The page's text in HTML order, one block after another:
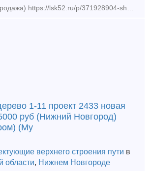
Предложение (продажа) https://lsk52.ru/p/371928904-shpala-ars-4-golaya-novaya/ Шпала АРС4 голая новая по цене от 3500 рублей
1-11 проект 2433 новая
руб (Нижний Новгород)
(Му
верхнего строения пути в
области, Нижнем Новгороде